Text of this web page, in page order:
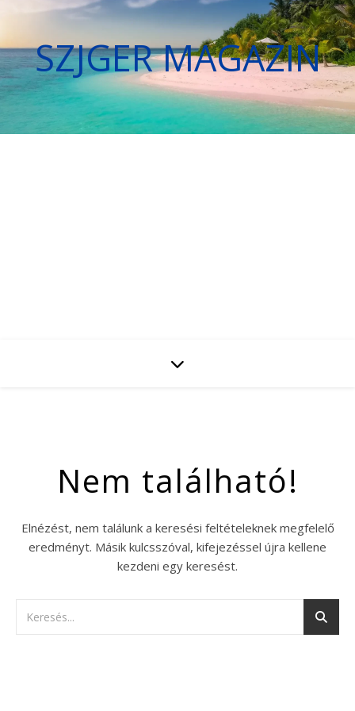
SZJGER MAGAZIN
Nem található!
Elnézést, nem találunk a keresési feltételeknek megfelelő
eredményt. Másik kulcsszóval, kifejezéssel újra kellene
kezdeni egy keresést.